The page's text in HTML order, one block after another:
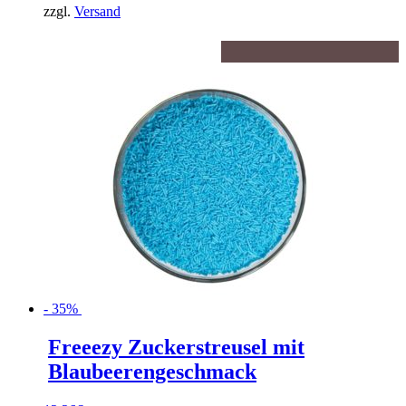
zzgl. Versand
- 35%
Freeezy Zuckerstreusel mit
Blaubeerengeschmack